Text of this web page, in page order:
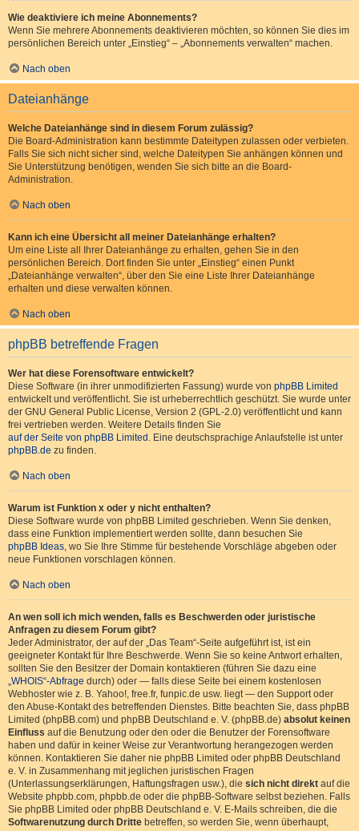
Wie deaktiviere ich meine Abonnements?
Wenn Sie mehrere Abonnements deaktivieren möchten, so können Sie dies im
persönlichen Bereich unter „Einstieg“ – „Abonnements verwalten“ machen.
Nach oben
Dateianhänge
Welche Dateianhänge sind in diesem Forum zulässig?
Die Board-Administration kann bestimmte Dateitypen zulassen oder verbieten.
Falls Sie sich nicht sicher sind, welche Dateitypen Sie anhängen können und
Sie Unterstützung benötigen, wenden Sie sich bitte an die Board-
Administration.
Nach oben
Kann ich eine Übersicht all meiner Dateianhänge erhalten?
Um eine Liste all Ihrer Dateianhänge zu erhalten, gehen Sie in den
persönlichen Bereich. Dort finden Sie unter „Einstieg“ einen Punkt
„Dateianhänge verwalten“, über den Sie eine Liste Ihrer Dateianhänge
erhalten und diese verwalten können.
Nach oben
phpBB betreffende Fragen
Wer hat diese Forensoftware entwickelt?
Diese Software (in ihrer unmodifizierten Fassung) wurde von phpBB Limited
entwickelt und veröffentlicht. Sie ist urheberrechtlich geschützt. Sie wurde unter
der GNU General Public License, Version 2 (GPL-2.0) veröffentlicht und kann
frei vertrieben werden. Weitere Details finden Sie
auf der Seite von phpBB Limited . Eine deutschsprachige Anlaufstelle ist unter
phpBB.de zu finden.
Nach oben
Warum ist Funktion x oder y nicht enthalten?
Diese Software wurde von phpBB Limited geschrieben. Wenn Sie denken,
dass eine Funktion implementiert werden sollte, dann besuchen Sie
phpBB Ideas, wo Sie Ihre Stimme für bestehende Vorschläge abgeben oder
neue Funktionen vorschlagen können.
Nach oben
An wen soll ich mich wenden, falls es Beschwerden oder juristische
Anfragen zu diesem Forum gibt?
Jeder Administrator, der auf der „Das Team“-Seite aufgeführt ist, ist ein
geeigneter Kontakt für Ihre Beschwerde. Wenn Sie so keine Antwort erhalten,
sollten Sie den Besitzer der Domain kontaktieren (führen Sie dazu eine
„WHOIS“-Abfrage durch) oder — falls diese Seite bei einem kostenlosen
Webhoster wie z. B. Yahoo!, free.fr, funpic.de usw. liegt — den Support oder
den Abuse-Kontakt des betreffenden Dienstes. Bitte beachten Sie, dass phpBB
Limited (phpBB.com) und phpBB Deutschland e. V. (phpBB.de) absolut keinen
Einfluss auf die Benutzung oder den oder die Benutzer der Forensoftware
haben und dafür in keiner Weise zur Verantwortung herangezogen werden
können. Kontaktieren Sie daher nie phpBB Limited oder phpBB Deutschland
e. V. in Zusammenhang mit jeglichen juristischen Fragen
(Unterlassungserklärungen, Haftungsfragen usw.), die sich nicht direkt auf die
Website phpbb.com, phpbb.de oder die phpBB-Software selbst beziehen. Falls
Sie phpBB Limited oder phpBB Deutschland e. V. E-Mails schreiben, die die
Softwarenutzung durch Dritte betreffen, so werden Sie, wenn überhaupt,